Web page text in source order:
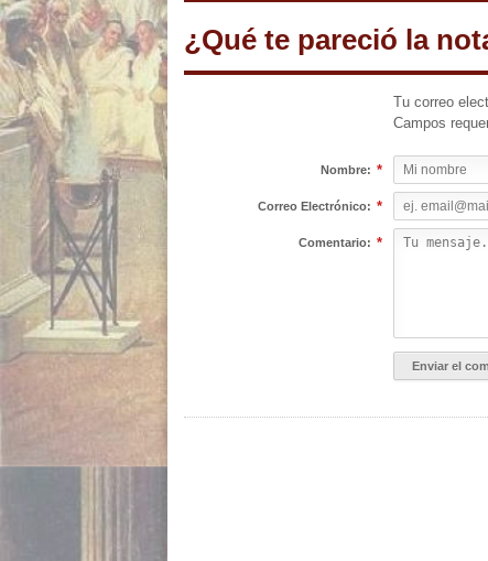
¿Qué te pareció la
Tu correo
Campos
Nombre: *
Correo Electrónico: *
Comentario: *